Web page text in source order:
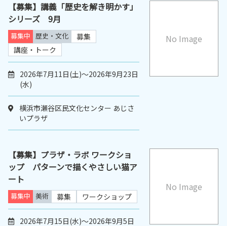
No Image
【募集】講義「歴史を解き明かす」
シリーズ 9月
募集中 歴史・文化
募集
講座・トーク
2026年7月11日(土)～2026年9月23日
(水)
横浜市瀬谷区民文化センター あじさ
いプラザ
No Image
【募集】プラザ・ラボ ワークショ
ップ パターンで描くやさしい猫ア
ート
募集中 美術 募集 ワークショップ
2026年7月15日(水)～2026年9月5日